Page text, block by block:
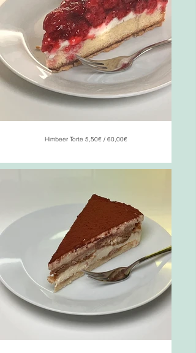
Himbeer Torte 5,50€ / 60,00€